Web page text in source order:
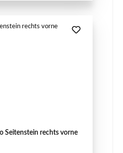
Seitenstein rechts vorne